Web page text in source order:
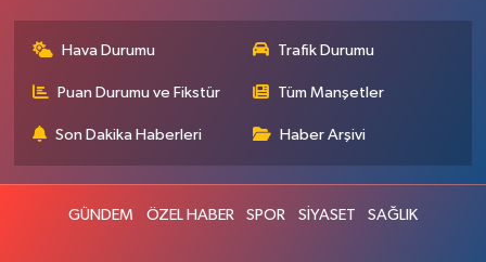
Hava Durumu Trafik Durumu
Puan Durumu ve Fikstür Tüm Manşetler
Son Dakika Haberleri Haber Arşivi
GÜNDEM ÖZEL HABER SPOR SİYASET SAĞLIK